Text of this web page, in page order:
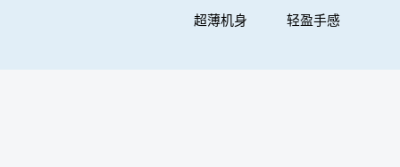
超薄机身 轻盈手感